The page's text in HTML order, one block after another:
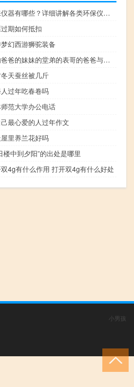
环保仪器有哪些？详细讲解各类环保仪器的使用方法
期如何抵扣
幻西游狮驼装备
你的爸爸的妹妹的堂弟的表哥的爸爸与你叔叔的儿子的嫂子是什么关系
天蚕丝被几斤
过年吃春卷吗
范大学办公电话
最心爱的人过年作文
里养兰花好吗
楼中到夕阳”的出处是哪里
4g有什么作用 打开双4g有什么好处
小男孩